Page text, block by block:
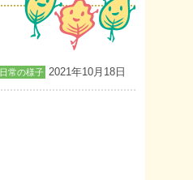
日常の様子 2021年10月18日